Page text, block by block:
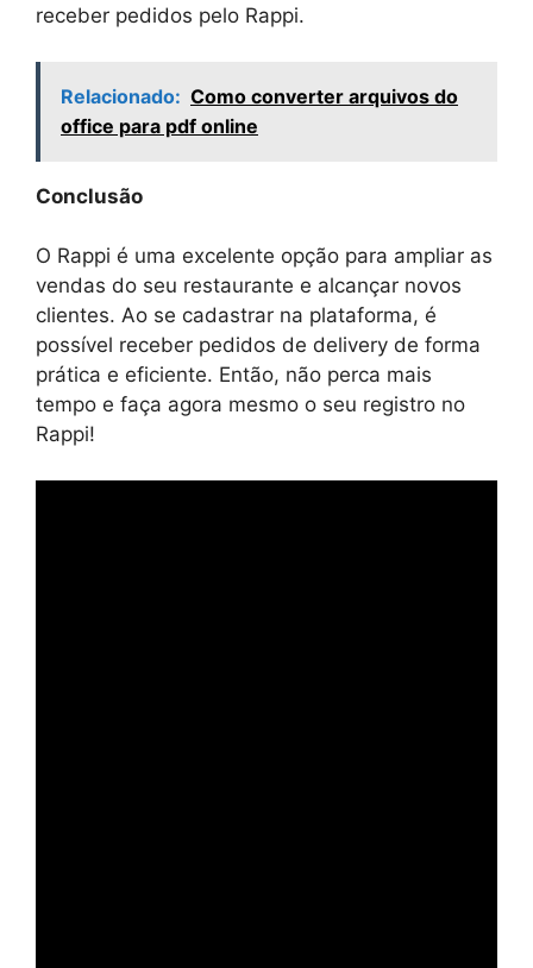
receber pedidos pelo Rappi.
Relacionado: Como converter arquivos do
office para pdf online
Conclusão
O Rappi é uma excelente opção para ampliar as
vendas do seu restaurante e alcançar novos
clientes. Ao se cadastrar na plataforma, é
possível receber pedidos de delivery de forma
prática e eficiente. Então, não perca mais
tempo e faça agora mesmo o seu registro no
Rappi!